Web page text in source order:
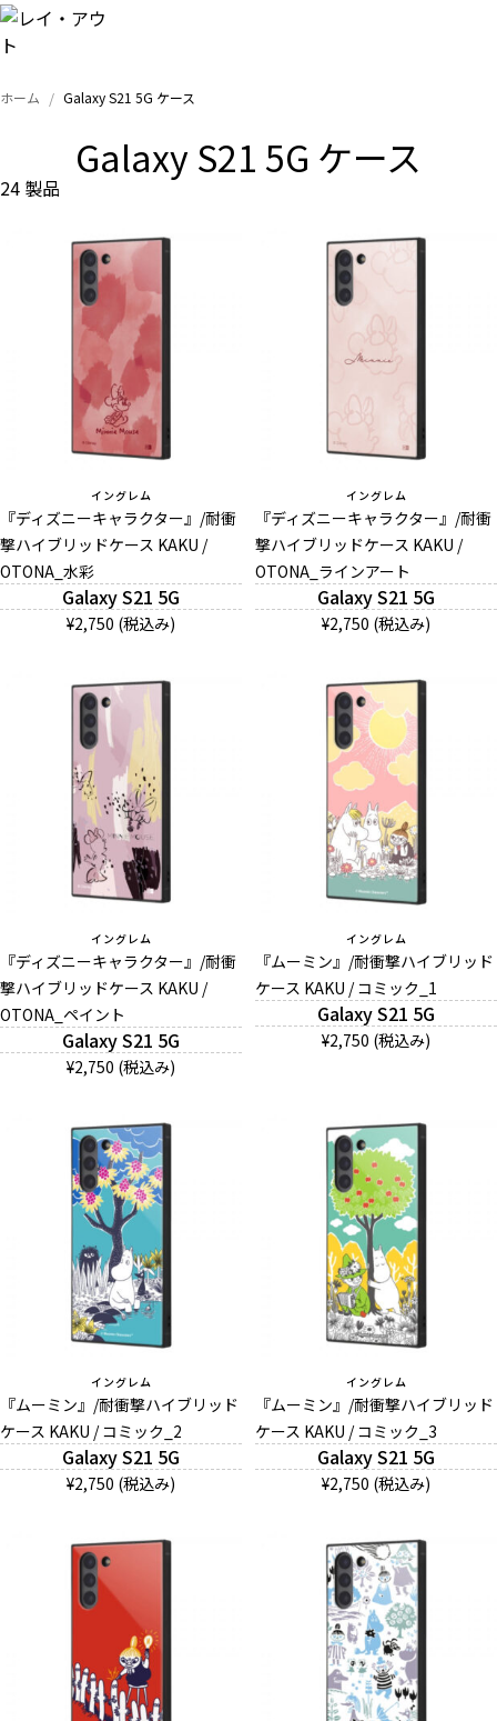
トップ
Xperia
Galaxy
AQUOS
Google
And More
デザインから探す
事業内容
会社概要
お知らせ
よくある質問
お問い合わせ（一般の皆様）
お問い合わせ（企業様）
プライバシーポリシー
ホーム Galaxy S21 5G ケース
Galaxy S21 5G ケース
24 製品
イングレム
『ディズニーキャラクター』/耐衝
撃ハイブリッドケース KAKU /
OTONA_水彩
Galaxy S21 5G
¥2,750 (税込み)
イングレム
『ディズニーキャラクター』/耐衝
撃ハイブリッドケース KAKU /
OTONA_ラインアート
Galaxy S21 5G
¥2,750 (税込み)
イングレム
『ディズニーキャラクター』/耐衝
撃ハイブリッドケース KAKU /
OTONA_ペイント
Galaxy S21 5G
¥2,750 (税込み)
イングレム
『ムーミン』/耐衝撃ハイブリッド
ケース KAKU / コミック_1
Galaxy S21 5G
¥2,750 (税込み)
イングレム
『ムーミン』/耐衝撃ハイブリッド
ケース KAKU / コミック_2
Galaxy S21 5G
¥2,750 (税込み)
イングレム
『ムーミン』/耐衝撃ハイブリッド
ケース KAKU / コミック_3
Galaxy S21 5G
¥2,750 (税込み)